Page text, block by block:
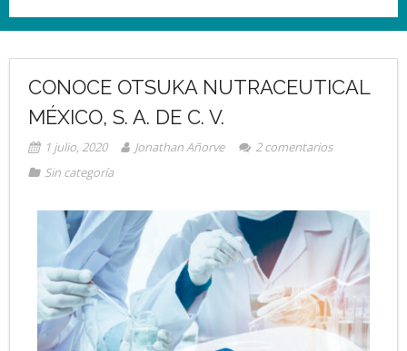
CONOCE OTSUKA NUTRACEUTICAL
MÉXICO, S. A. DE C. V.
1 julio, 2020 Jonathan Añorve 2 comentarios
Sin categoría